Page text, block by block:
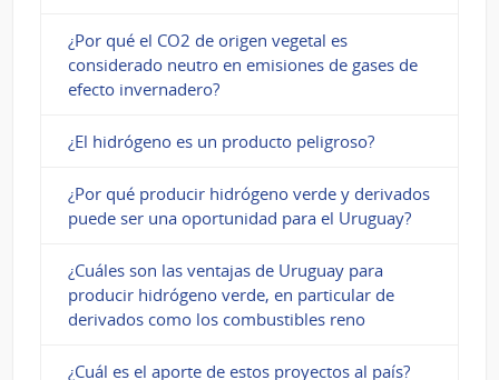
¿Por qué el CO2 de origen vegetal es
considerado neutro en emisiones de gases de
efecto invernadero?
¿El hidrógeno es un producto peligroso?
¿Por qué producir hidrógeno verde y derivados
puede ser una oportunidad para el Uruguay?
¿Cuáles son las ventajas de Uruguay para
producir hidrógeno verde, en particular de
derivados como los combustibles reno
¿Cuál es el aporte de estos proyectos al país?